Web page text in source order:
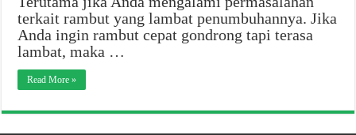
terkait rambut yang lambat penumbuhannya. Jika
Anda ingin rambut cepat gondrong tapi terasa
lambat, maka …
Read More »